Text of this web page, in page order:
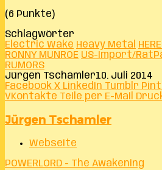
(6 Punkte)
Schlagwörter
Electric Wake Heavy Metal
RONNY MUNROE US-Import/
RUMORS
Jürgen Tschamler10. Juli 2014
Facebook X LinkedIn Tumblr
VKontakte Teile per E-Mail
Jürgen Tschamler
Webseite
POWERLORD - The Awakening